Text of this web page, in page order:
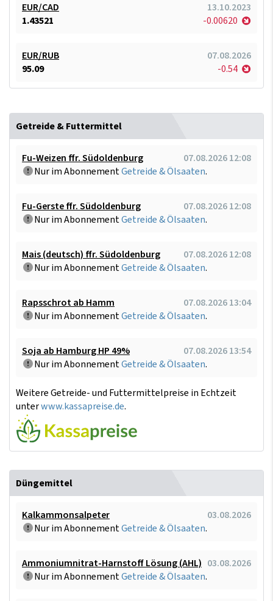
EUR/CAD
13.10.2023
1.43521
-0.00620
EUR/RUB
07.08.2026
95.09
-0.54
Getreide & Futtermittel
Fu-Weizen ffr. Südoldenburg
07.08.2026 12:08
Nur im AbonnementGetreide & Ölsaaten.
Fu-Gerste ffr. Südoldenburg
07.08.2026 12:08
Nur im AbonnementGetreide & Ölsaaten.
Mais (deutsch) ffr. Südoldenburg
07.08.2026 12:08
Nur im AbonnementGetreide & Ölsaaten.
Rapsschrot ab Hamm
07.08.2026 13:04
Nur im AbonnementGetreide & Ölsaaten.
Soja ab Hamburg HP 49%
07.08.2026 13:54
Nur im AbonnementGetreide & Ölsaaten.
Weitere Getreide- und Futtermittelpreise in Echtzeit
unterwww.kassapreise.de.
Düngemittel
Kalkammonsalpeter
03.08.2026
Nur im AbonnementGetreide & Ölsaaten.
Ammoniumnitrat-Harnstoff Lösung (AHL) 03.08.2026
Nur im AbonnementGetreide & Ölsaaten.